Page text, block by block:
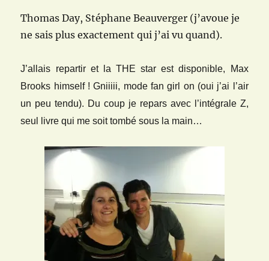
Thomas Day, Stéphane Beauverger (j’avoue je
ne sais plus exactement qui j’ai vu quand).
J’allais repartir et la THE star est disponible, Max
Brooks himself ! Gniiiii, mode fan girl on (oui j’ai l’air
un peu tendu). Du coup je repars avec l’intégrale Z,
seul livre qui me soit tombé sous la main…